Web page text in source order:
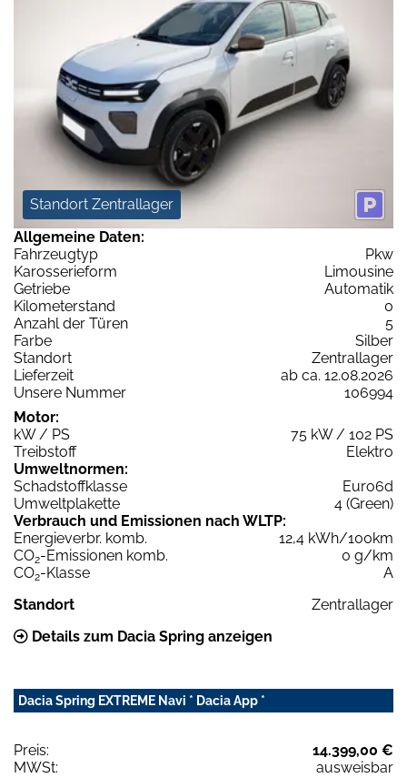
Standort Zentrallager
Allgemeine Daten:
Fahrzeugtyp
Pkw
Karosserieform
Limousine
Getriebe
Automatik
Kilometerstand
0
Anzahl der Türen
5
Farbe
Silber
Standort
Zentrallager
Lieferzeit
ab ca. 12.08.2026
Unsere Nummer
106994
Motor:
kW / PS
75 kW / 102 PS
Treibstoff
Elektro
Umweltnormen:
Schadstoffklasse
Euro6d
Umweltplakette
4 (Green)
Verbrauch und Emissionen nach WLTP:
Energieverbr. komb.
12,4 kWh/100km
CO2-Emissionen komb.
0 g/km
CO2-Klasse
A
Standort
Zentrallager
Details zum Dacia Spring anzeigen
Dacia Spring EXTREME Navi * Dacia App *
Preis:
14.399,00 €
MWSt:
ausweisbar